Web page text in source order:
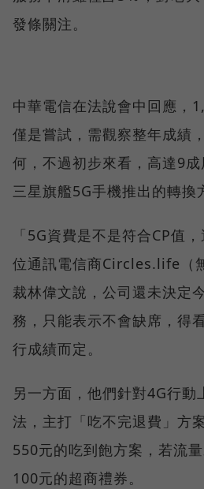
發條關注。
中華電信在法說會中回應，
僅是嘗試，需觀察整年成績
何，不過初步來看，高達9
三星旗艦5G手機推出的轉換
「5G資費是不是符合CP值
位通訊電信商Circles.life（
裁林偉文說，公司還未決定
務，只能表示不會缺席，得
行成績而定。
另一方面，他們針對4G行動
法，主打「吃不完退費」方
550元的吃到飽方案，若流
100元的超商禮券。